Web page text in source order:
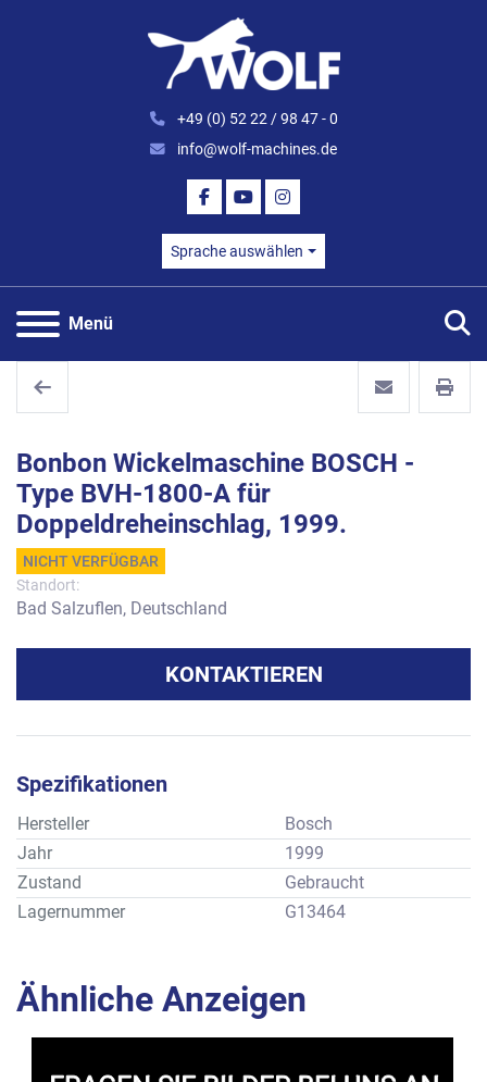
+49 (0) 52 22 / 98 47 - 0
info@wolf-machines.de
FACEBOOK
YOUTUBEINSTAGRAM
Sprache auswählen
Menü
Bonbon Wickelmaschine BOSCH -
Type BVH-1800-A für
Doppeldreheinschlag, 1999.
NICHT VERFÜGBAR
Standort:
Bad Salzuflen, Deutschland
KONTAKTIEREN
Spezifikationen
Hersteller
Bosch
Jahr
1999
Zustand
Gebraucht
Lagernummer
G13464
Ähnliche Anzeigen